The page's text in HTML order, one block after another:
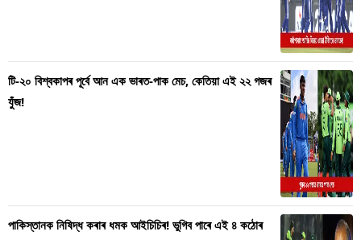
টি-২০ বিশ্বকাপৰ পূৰ্বে আন এক ভাৰত-পাক মেচ, কেতিয়া এই ২২ গজৰ
যুঁজ!
পাকিস্তানক নিষিদ্ধ কৰাৰ ধমক আইচিচিৰ! ভুগিব পাৰে এই ৪ কঠোৰ